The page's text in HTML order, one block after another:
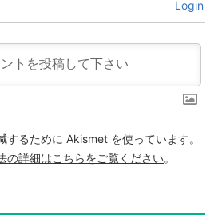
Login
するために Akismet を使っています。
の詳細はこちらをご覧ください。